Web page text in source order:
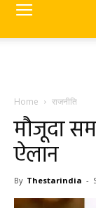
Home राजनीति
मौजूदा
ऐलान
By Thestarindia -